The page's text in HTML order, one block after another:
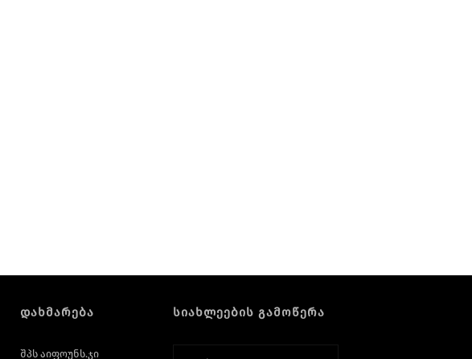
დახმარება
შპს აიფოუნს.ჯი
სიახლეების გამოწერა